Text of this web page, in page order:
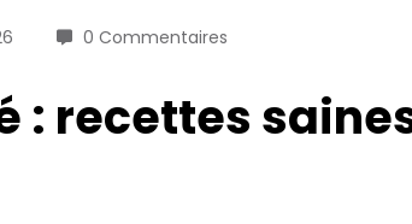
0 Commentaires
: recettes